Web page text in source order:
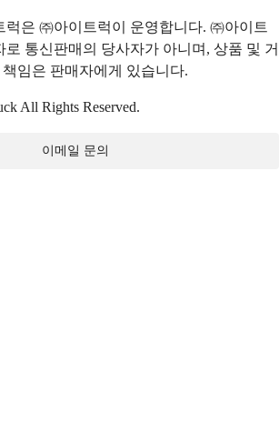
럭은 ㈜아이트럭이 운영합니다. ㈜아이트
통신판매의 당사자가 아니며, 상품 및 거
임은 판매자에게 있습니다.
All Rights Reserved.
이메일 문의